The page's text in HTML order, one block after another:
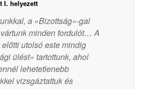
I. helyezett
a »Bizottság«-gal
minden fordulót… A
utolsó este mindig
ülést« tartottunk, ahol
lehetetlenebb
vizsgáztattuk és